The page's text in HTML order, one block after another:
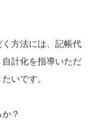
方法には、記帳代
計化を指導いただ
いです。
？